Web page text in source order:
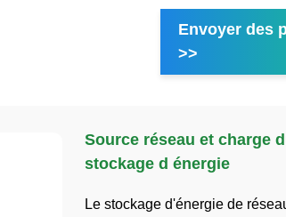
Envoyer des
>>
Source réseau et charge
stockage d énergie
Le stockage d'énergie de